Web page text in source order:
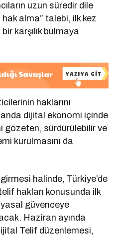
uzun süredir dile
alma” talebi, ilk kez
karşılık bulmaya
haklarını
dijital ekonomi içinde
gözeten, sürdürülebilir ve
kurulmasını da
halinde, Türkiye’de
hakları konusunda ilk
yasal güvenceye
Haziran ayında
Telif düzenlemesi,